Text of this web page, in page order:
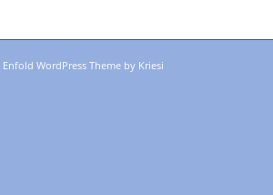
Enfold WordPress Theme by Kriesi